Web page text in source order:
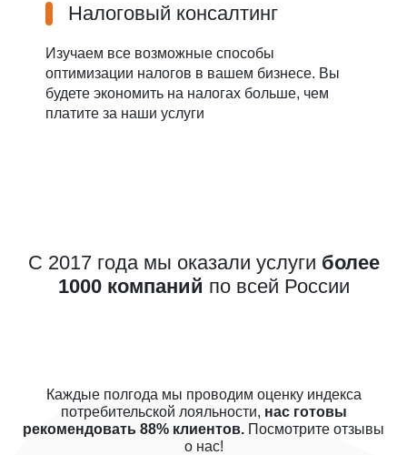
Налоговый консалтинг
Изучаем все возможные способы
оптимизации налогов в вашем бизнесе. Вы
будете экономить на налогах больше, чем
платите за наши услуги
С 2017 года мы оказали услуги более
1000 компаний по всей России
Каждые полгода мы проводим оценку индекса
потребительской лояльности, нас готовы
рекомендовать 88% клиентов. Посмотрите отзывы
о нас!